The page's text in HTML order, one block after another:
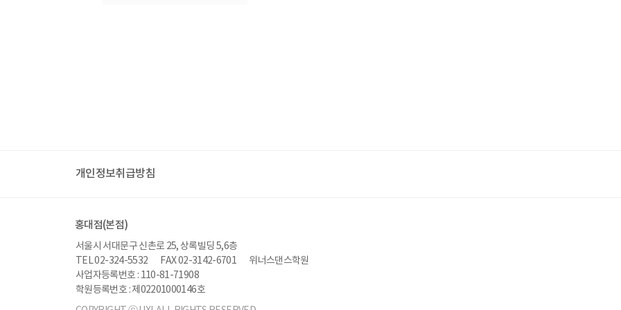
개인정보취급방침
홍대점(본점)
서울시 서대문구 신촌로 25, 상록빌딩 5,6층
TEL 02-324-5532
FAX 02-3142-6701
위너스댄스학원
사업자등록번호 : 110-81-71908
학원등록번호 : 제02201000146호